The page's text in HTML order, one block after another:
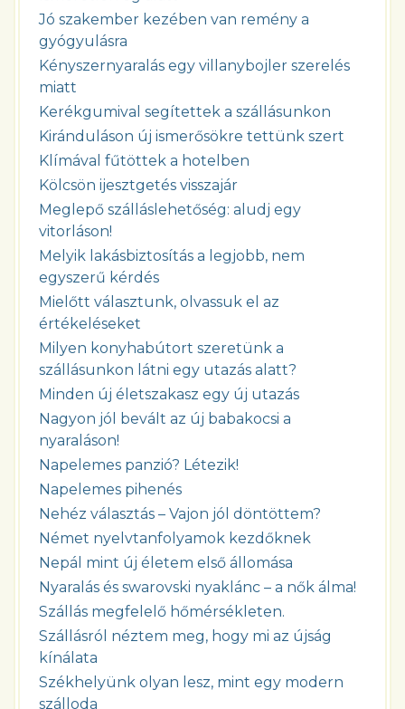
Jó szakember kezében van remény a
gyógyulásra
Kényszernyaralás egy villanybojler szerelés
miatt
Kerékgumival segítettek a szállásunkon
Kiránduláson új ismerősökre tettünk szert
Klímával fűtöttek a hotelben
Kölcsön ijesztgetés visszajár
Meglepő szálláslehetőség: aludj egy
vitorláson!
Melyik lakásbiztosítás a legjobb, nem
egyszerű kérdés
Mielőtt választunk, olvassuk el az
értékeléseket
Milyen konyhabútort szeretünk a
szállásunkon látni egy utazás alatt?
Minden új életszakasz egy új utazás
Nagyon jól bevált az új babakocsi a
nyaraláson!
Napelemes panzió? Létezik!
Napelemes pihenés
Nehéz választás – Vajon jól döntöttem?
Német nyelvtanfolyamok kezdőknek
Nepál mint új életem első állomása
Nyaralás és swarovski nyaklánc – a nők álma!
Szállás megfelelő hőmérsékleten.
Szállásról néztem meg, hogy mi az újság
kínálata
Székhelyünk olyan lesz, mint egy modern
szálloda